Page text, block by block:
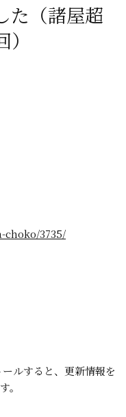
た（諸屋超
3735/
ルすると、更新情報を
。